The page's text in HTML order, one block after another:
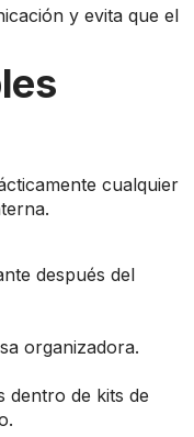
y evita que el
cualquier
después del
organizadora.
dentro de kits de